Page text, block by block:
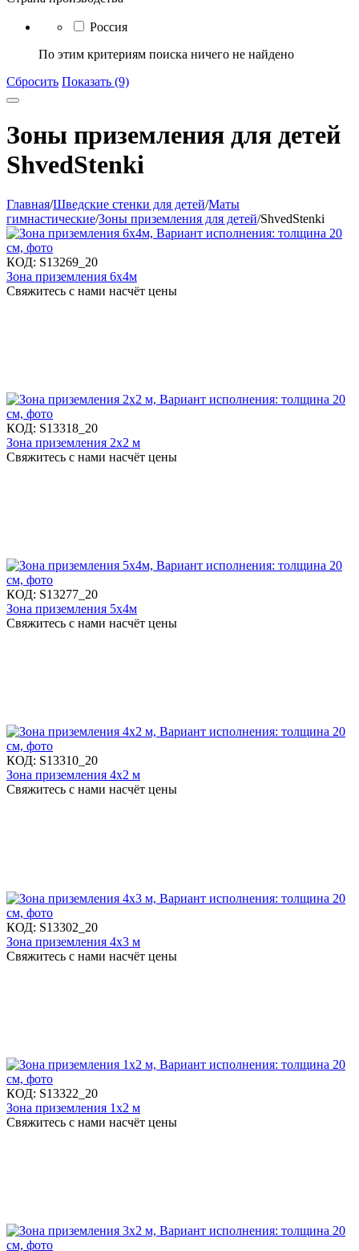
Россия
По этим критериям поиска ничего не найдено
Сбросить Показать (9)
Зоны приземления для детей
ShvedStenki
Главная/Шведские стенки для детей/Маты
гимнастические/Зоны приземления для детей/ShvedStenki
КОД: S13269_20
Зона приземления 6х4м
Свяжитесь с нами насчёт цены
КОД: S13318_20
Зона приземления 2х2 м
Свяжитесь с нами насчёт цены
КОД: S13277_20
Зона приземления 5х4м
Свяжитесь с нами насчёт цены
КОД: S13310_20
Зона приземления 4х2 м
Свяжитесь с нами насчёт цены
КОД: S13302_20
Зона приземления 4х3 м
Свяжитесь с нами насчёт цены
КОД: S13322_20
Зона приземления 1х2 м
Свяжитесь с нами насчёт цены